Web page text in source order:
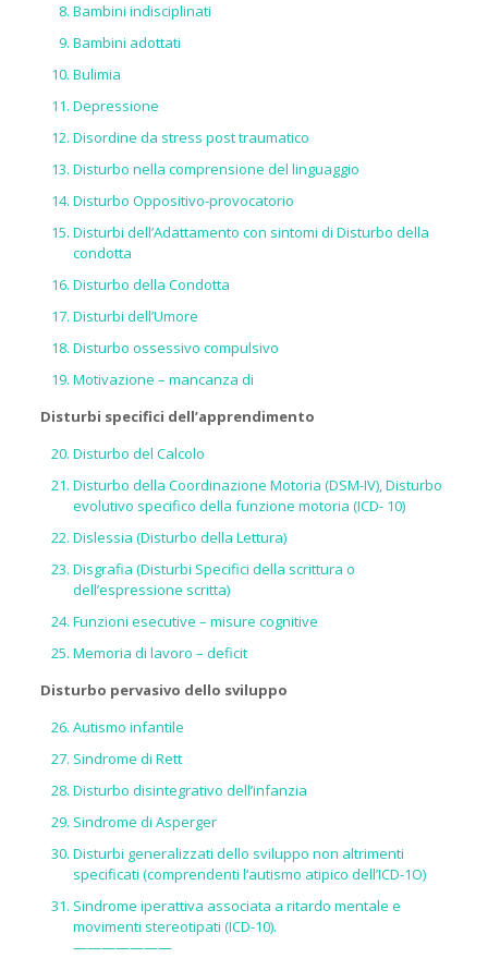
Bambini indisciplinati
Bambini adottati
Bulimia
Depressione
Disordine da stress post traumatico
Disturbo nella comprensione del linguaggio
Disturbo Oppositivo-provocatorio
Disturbi dell’Adattamento con sintomi di Disturbo della
condotta
Disturbo della Condotta
Disturbi dell’Umore
Disturbo ossessivo compulsivo
Motivazione – mancanza di
Disturbi specifici dell’apprendimento
Disturbo del Calcolo
Disturbo della Coordinazione Motoria (DSM-IV), Disturbo
evolutivo specifico della funzione motoria (ICD- 10)
Dislessia (Disturbo della Lettura)
Disgrafia (Disturbi Specifici della scrittura o
dell’espressione scritta)
Funzioni esecutive – misure cognitive
Memoria di lavoro – deficit
Disturbo pervasivo dello sviluppo
Autismo infantile
Sindrome di Rett
Disturbo disintegrativo dell’infanzia
Sindrome di Asperger
Disturbi generalizzati dello sviluppo non altrimenti
specificati (comprendenti l‘autismo atipico dell’ICD-1O)
Sindrome iperattiva associata a ritardo mentale e
movimenti stereotipati (ICD-10).
———————